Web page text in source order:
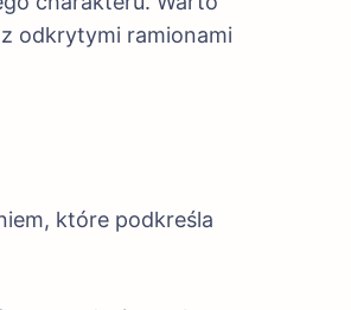
odkrytymi ramionami
które podkreśla